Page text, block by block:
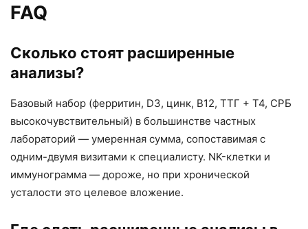
FAQ
Сколько стоят расширенные
анализы?
Базовый набор (ферритин, D3, цинк, B12, ТТГ + Т4, СРБ
высокочувствительный) в большинстве частных
лабораторий — умеренная сумма, сопоставимая с
одним-двумя визитами к специалисту. NK-клетки и
иммунограмма — дороже, но при хронической
усталости это целевое вложение.